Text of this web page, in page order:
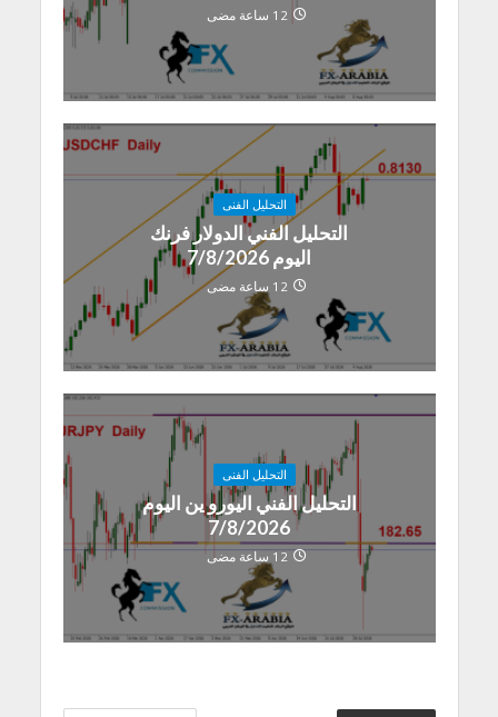
12 ساعة مضى
التحليل الفنى
التحليل الفني الدولار فرنك
اليوم 7/8/2026
12 ساعة مضى
التحليل الفنى
التحليل الفني اليورو ين اليوم
7/8/2026
12 ساعة مضى